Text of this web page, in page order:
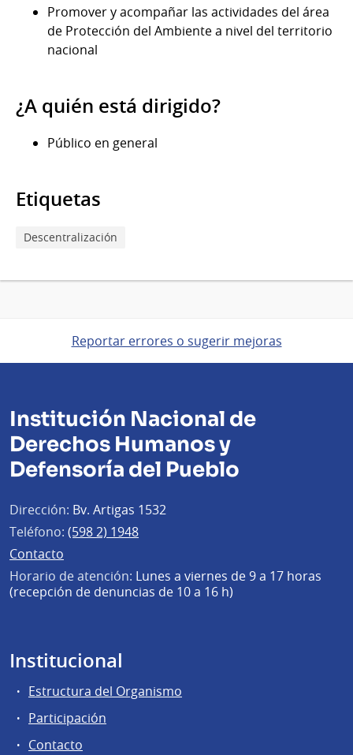
Promover y acompañar las actividades del área
de Protección del Ambiente a nivel del territorio
nacional
¿A quién está dirigido?
Público en general
Etiquetas
Descentralización
Reportar errores o sugerir mejoras
Institución Nacional de
Derechos Humanos y
Defensoría del Pueblo
Dirección: Bv. Artigas 1532
Teléfono: (598 2) 1948
Contacto
Horario de atención: Lunes a viernes de 9 a 17 horas
(recepción de denuncias de 10 a 16 h)
Institucional
Estructura del Organismo
Participación
Contacto